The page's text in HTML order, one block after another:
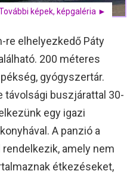
képek, képgaléria ►
re elhelyezkedő Páty
200 méteres
gyógyszertár.
távolsági buszjárattal 30-
egy igazi
A panzió a
amely nem
étkezéseket,